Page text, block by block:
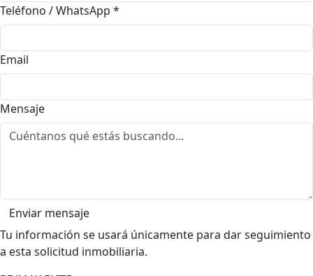
Teléfono / WhatsApp *
Email
Mensaje
Enviar mensaje
Tu información se usará únicamente para dar seguimiento
a esta solicitud inmobiliaria.